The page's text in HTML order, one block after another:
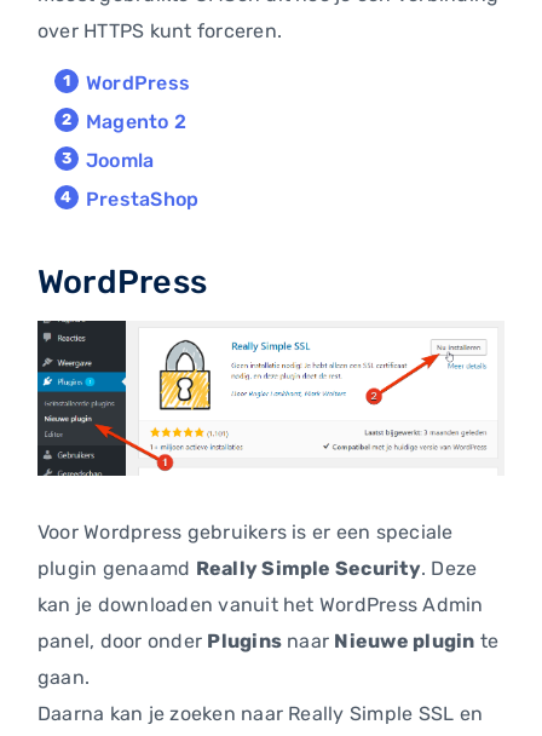
over HTTPS kunt forceren.
WordPress
Magento 2
Joomla
PrestaShop
WordPress
Voor Wordpress gebruikers is er een speciale
plugin genaamd Really Simple Security. Deze
kan je downloaden vanuit het WordPress Admin
panel, door onder Plugins naar Nieuwe plugin te
gaan.
Daarna kan je zoeken naar Really Simple SSL en